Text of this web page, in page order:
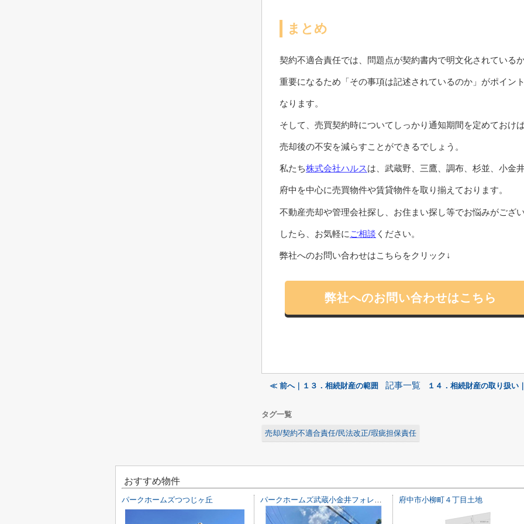
まとめ
契約不適合責任では、問題点が契約書内で明文化されている
重要になるため「その事項は記述されているのか」がポイン
なります。
そして、売買契約時についてしっかり通知期間を定めておけば
売却後の不安を減らすことができるでしょう。
私たち株式会社ハルスは、武蔵野、三鷹、調布、杉並、小金井
府中 を中心に売買物件や賃貸物件を取り揃えております。
不動産売却や管理会社探し、お住まい探し等でお悩みがござ
したら、お気軽に ご相談 ください。
弊社へのお問い合わせはこちらをクリック↓
弊社へのお問い合わせはこちら
≪ 前へ｜１３．相続財産の範囲 記事一覧 １４．相続財産の取り扱い
タグ一覧
売却/契約不適合責任/民法改正/瑕疵担保責任
おすすめ物件
パークホームズつつじヶ丘 府中市小柳町４丁目土地